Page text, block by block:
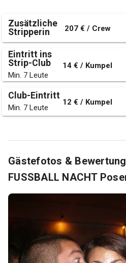
Zusätzliche
Stripperin
207 € / Crew
Eintritt ins
Strip-Club
Min. 7 Leute
14 € / Kumpel
Club-Eintritt
Min. 7 Leute
12 € / Kumpel
Gästefotos &
FUSSBALL NACHT